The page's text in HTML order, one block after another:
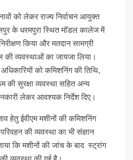
को लेकर राज्य निर्वाचन आयुक्त
के धरमपुरा स्थित मॉडल कालेज में
किया और मतदान सामग्री
की व्यवस्थाओं का जायजा लिया।
अधिकारियों को कमिशनिंग की तिथि,
की सुरक्षा व्यवस्था सहित अन्य
लेकर आवश्यक निर्देश दिए।
हेतु ईवीएम मशीनों की कमिशनिंग
की व्यवस्था का भी संज्ञान
कि मशीनों की जांच के बाद स्ट्रांग